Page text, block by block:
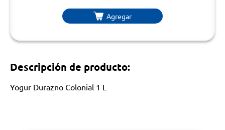
Agregar
Descripción de producto:
Yogur Durazno Colonial 1 L